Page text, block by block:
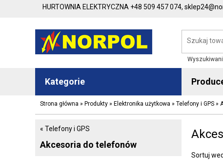
HURTOWNIA ELEKTRYCZNA +48 509 457 074,
Kategorie
Strona główna » Produkty » Elektronika użytkowa » Telefony i GPS »
« Telefony i GPS
Akcesoria do telefonów
Sortuj